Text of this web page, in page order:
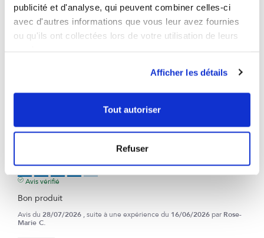
publicité et d'analyse, qui peuvent combiner celles-ci
avec d'autres informations que vous leur avez fournies
ou qu'ils ont collectées lors de votre utilisation de leurs
Afficher les détails
Tout autoriser
Refuser
5étoiles
4étoiles
3 étoiles
4/5
Avis vérifié
Bon produit
Avis du 28/07/2026 , suite à une expérience du 16/06/2026 par Rose-
Marie C.